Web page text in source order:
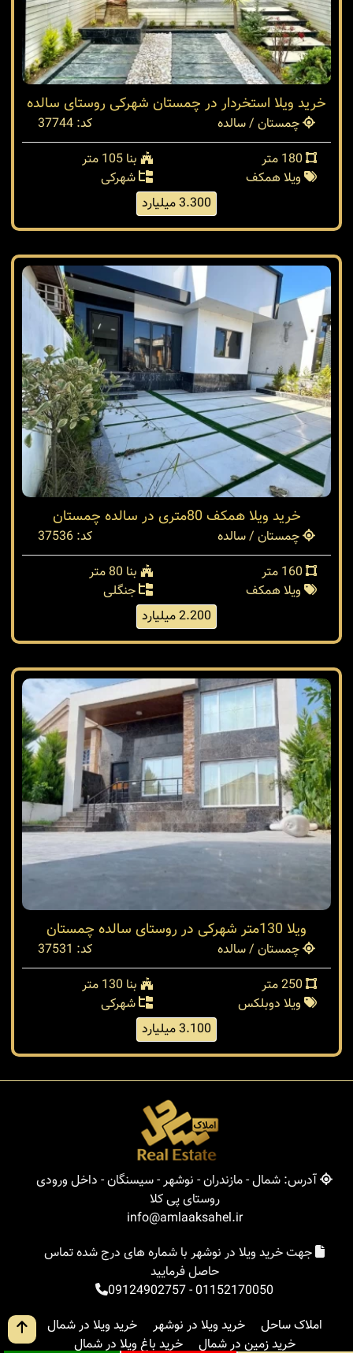
خرید ویلا استخردار در چمستان شهرکی روستای سالده
چمستان / سالده
کد: 37744
بنا 105 متر
ویلا همکف
شهرکی
3.300 میلیارد
خرید ویلا همکف 80متری در سالده چمستان
چمستان / سالده
کد: 37536
بنا 80 متر
ویلا همکف
جنگلی
2.200 میلیارد
ویلا 130متر شهرکی در روستای سالده چمستان
چمستان / سالده
کد: 37531
بنا 130 متر
ویلا دوبلکس
شهرکی
3.100 میلیارد
آدرس: شمال - مازندران - نوشهر - سیسنگان - داخل ورودی
روستای پی کلا
info@amlaaksahel.ir
جهت خرید ویلا در نوشهر با شماره های درج شده تماس
حاصل فرمایید
01152170050
-
09124902757
املاک ساحل
خرید ویلا در نوشهر
خرید ویلا در شمال
خرید زمین در شمال
خرید باغ ویلا در شمال